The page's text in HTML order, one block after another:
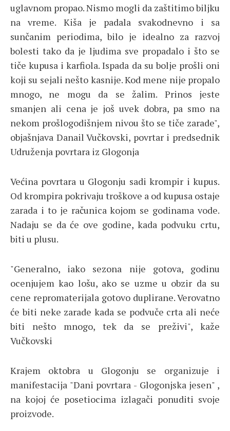
uglavnom propao. Nismo mogli da zaštitimo biljku
na vreme. Kiša je padala svakodnevno i sa
sunčanim periodima, bilo je idealno za razvoj
bolesti tako da je ljudima sve propadalo i što se
tiče kupusa i karfiola. Ispada da su bolje prošli oni
koji su sejali nešto kasnije. Kod mene nije propalo
mnogo, ne mogu da se žalim. Prinos jeste
smanjen ali cena je još uvek dobra, pa smo na
nekom prošlogodišnjem nivou što se tiče zarade",
objašnjava Danail Vučkovski, povrtar i predsednik
Udruženja povrtara iz Glogonja
Većina povrtara u Glogonju sadi krompir i kupus.
Od krompira pokrivaju troškove a od kupusa ostaje
zarada i to je računica kojom se godinama vode.
Nadaju se da će ove godine, kada podvuku crtu,
biti u plusu.
"Generalno, iako sezona nije gotova, godinu
ocenjujem kao lošu, ako se uzme u obzir da su
cene repromaterijala gotovo duplirane. Verovatno
će biti neke zarade kada se podvuče crta ali neće
biti nešto mnogo, tek da se preživi", kaže
Vučkovski
Krajem oktobra u Glogonju se organizuje i
manifestacija "Dani povrtara - Glogonjska jesen" ,
na kojoj će posetiocima izlagači ponuditi svoje
proizvode.